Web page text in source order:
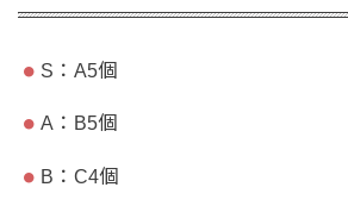
S：A5個
A：B5個
B：C4個